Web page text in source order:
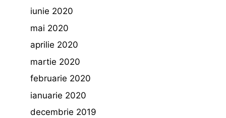
iunie 2020
mai 2020
aprilie 2020
martie 2020
februarie 2020
ianuarie 2020
decembrie 2019